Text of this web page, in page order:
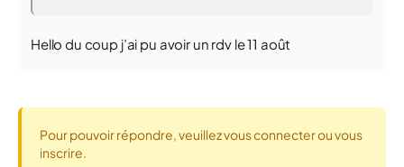
Hello du coup j’ai pu avoir un rdv le 11 août
Pour pouvoir répondre, veuillez vous connecter ou vous
inscrire.